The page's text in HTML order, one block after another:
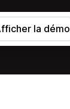
la démo